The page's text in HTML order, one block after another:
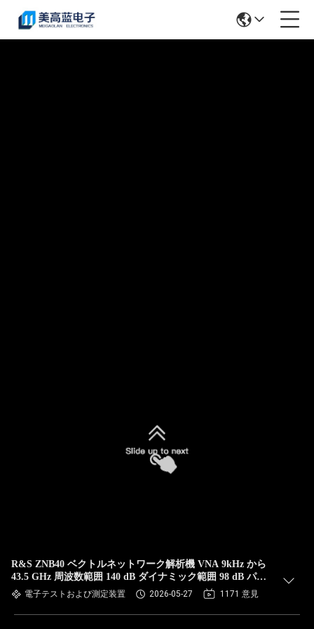
R&S ZNB40 ベクトルネットワーク解析機 VNA 9kHz から
43.5 GHz 周波数範囲 140 dB ダイナミック範囲 98 dB パワ
ー スイープ
電子テストおよび測定装置 2026-05-27 1171 意見